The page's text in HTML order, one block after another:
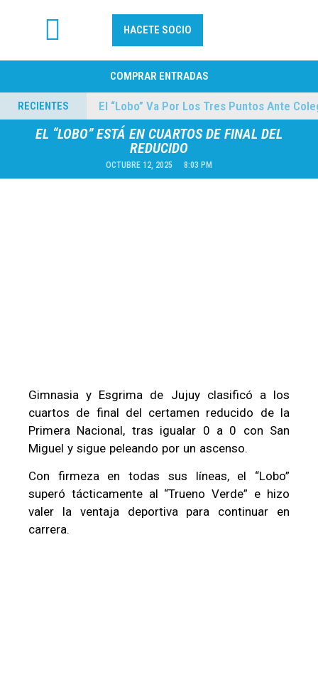
HACETE SOCIO
COMPRAR ENTRADAS
RECIENTES
08/2026 El “Lobo” Va Por Los Tres Puntos Ante
EL “LOBO” ESTÁ EN CUARTOS DE FINAL DEL
REDUCIDO
OCTUBRE 12, 2025 8:03 PM
Gimnasia y Esgrima de Jujuy clasificó a los
cuartos de final del certamen reducido de la
Primera Nacional, tras igualar 0 a 0 con San
Miguel y sigue peleando por un ascenso.
Con firmeza en todas sus líneas, el “Lobo”
superó tácticamente al “Trueno Verde” e hizo
valer la ventaja deportiva para continuar en
carrera.